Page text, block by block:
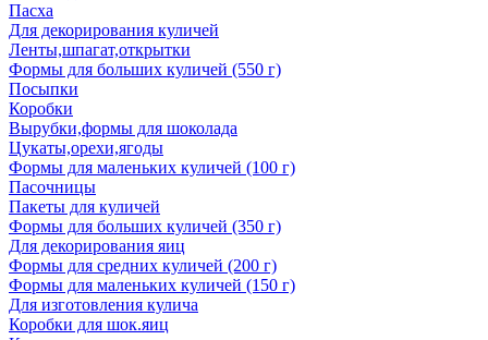
Пасха
Для декорирования куличей
Ленты,шпагат,открытки
Формы для больших куличей (550 г)
Посыпки
Коробки
Вырубки,формы для шоколада
Цукаты,орехи,ягоды
Формы для маленьких куличей (100 г)
Пасочницы
Пакеты для куличей
Формы для больших куличей (350 г)
Для декорирования яиц
Формы для средних куличей (200 г)
Формы для маленьких куличей (150 г)
Для изготовления кулича
Коробки для шок.яиц